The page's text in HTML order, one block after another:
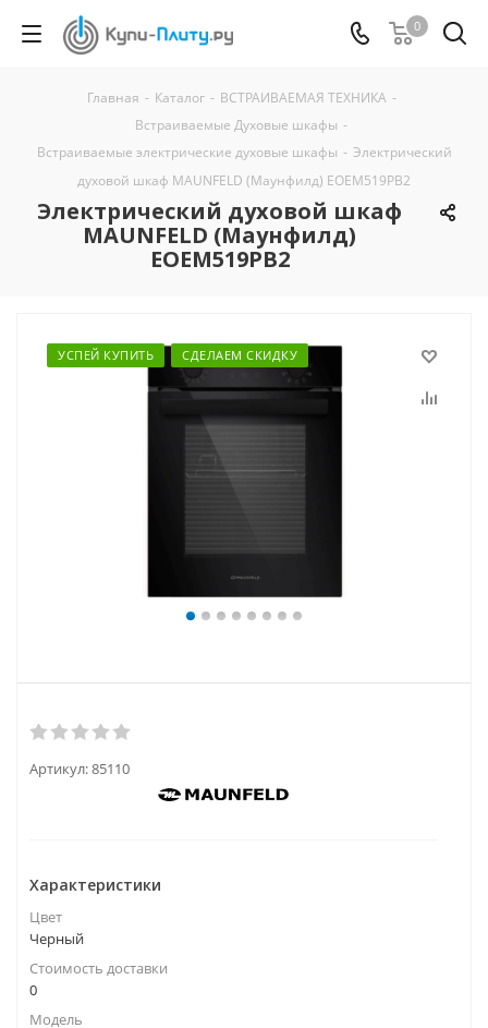
0
Главная - Каталог - ВСТРАИВАЕМАЯ ТЕХНИКА -
Встраиваемые Духовые шкафы -
Встраиваемые электрические духовые шкафы - Электрический
духовой шкаф MAUNFELD (Маунфилд) EOEM519PB2
Электрический духовой шкаф
MAUNFELD (Маунфилд)
EOEM519PB2
УСПЕЙ КУПИТЬ СДЕЛАЕМ СКИДКУ
Артикул:85110
Характеристики
Цвет
Черный
Стоимость доставки
0
Модель